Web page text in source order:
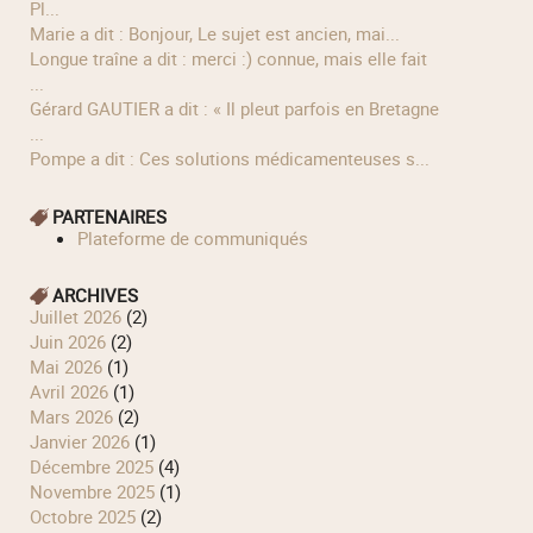
Pl...
Marie a dit : Bonjour, Le sujet est ancien, mai...
longue traîne a dit : merci :) connue, mais elle fait
...
Gérard GAUTIER a dit : « Il pleut parfois en Bretagne
...
Pompe a dit : Ces solutions médicamenteuses s...
PARTENAIRES
Plateforme de communiqués
ARCHIVES
juillet 2026(2)
juin 2026(2)
mai 2026(1)
avril 2026(1)
mars 2026(2)
janvier 2026(1)
décembre 2025(4)
novembre 2025(1)
octobre 2025(2)